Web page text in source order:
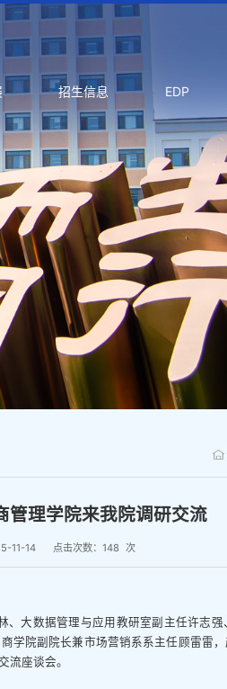
招生信息 EDP
管理学院来我院调研交流
11-14 点击次数： 148 次
大数据管理与应用教研室副主任许志
学院副院长兼市场营销系系主任顾雷雷
流座谈会。